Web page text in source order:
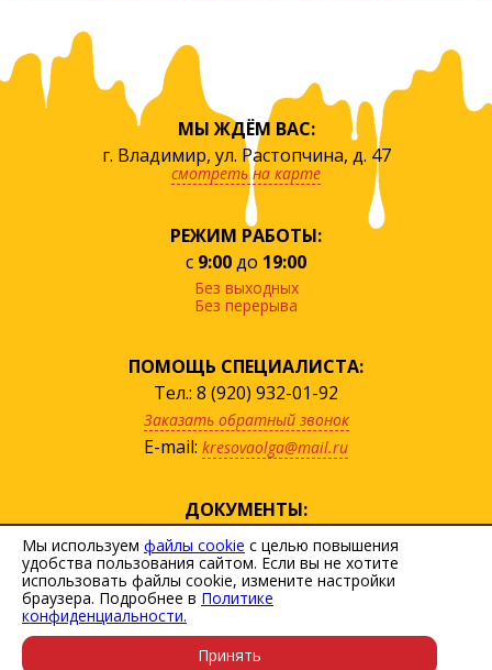
МЫ ЖДЁМ ВАС:
г. Владимир, ул. Растопчина, д. 47
смотреть на карте
РЕЖИМ РАБОТЫ:
с 9:00до 19:00
Без выходных
Без перерыва
ПОМОЩЬ СПЕЦИАЛИСТА:
Тел.: 8 (920) 932-01-92
Заказать обратный звонок
E-mail: kresovaolga@mail.ru
ДОКУМЕНТЫ:
посмотреть прайс
скачать договор
Политика персональных данных
Пользовательское соглашение
Карта сайта
Мы используем файлы cookie с целью повышения
удобства пользования сайтом. Если вы не хотите
использовать файлы cookie, измените настройки
браузера. Подробнее в Политике
конфиденциальности.
Принять